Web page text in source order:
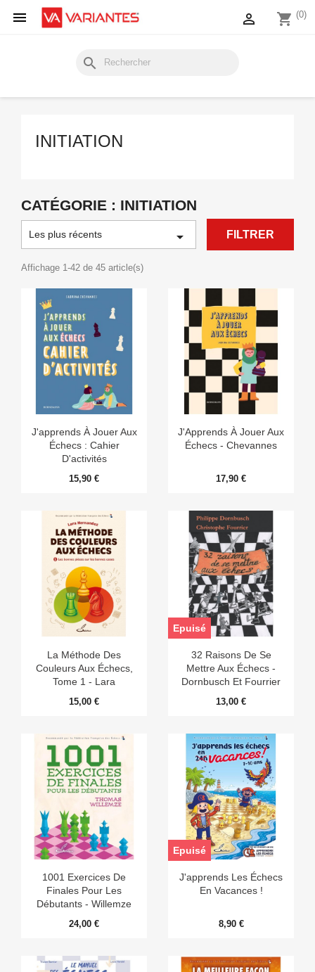
 shopping_cart (0)

search
INITIATION
CATÉGORIE : INITIATION
Les plus récents  FILTRER
Affichage 1-42 de 45 article(s)
J'apprends À Jouer Aux
Échecs : Cahier
D'activités
15,90 €
J'Apprends À Jouer Aux
Échecs - Chevannes
17,90 €
La Méthode Des
Couleurs Aux Échecs,
Tome 1 - Lara
15,00 €
32 Raisons De Se
Mettre Aux Échecs -
Dornbusch Et Fourrier
13,00 €
Epuisé
1001 Exercices De
Finales Pour Les
Débutants - Willemze
24,00 €
J'apprends Les Échecs
En Vacances !
8,90 €
Epuisé